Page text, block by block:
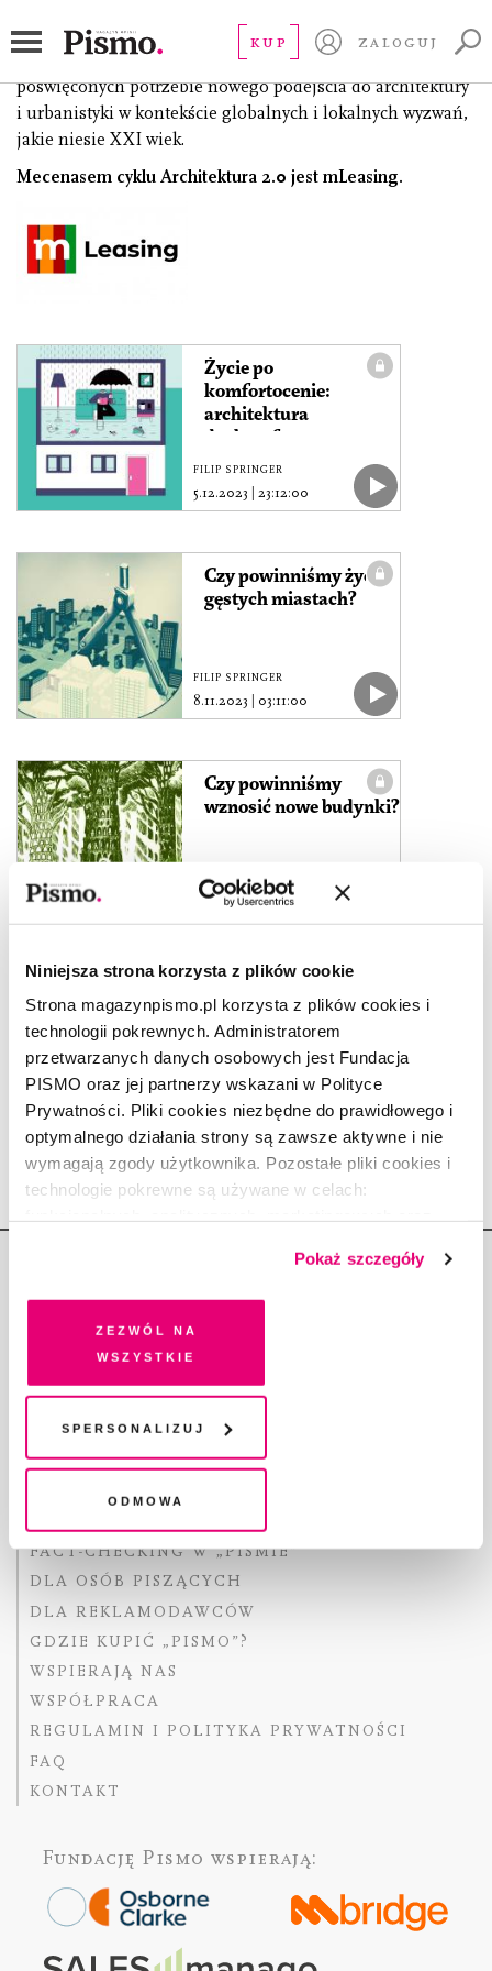
Niniejsza strona korzysta z plików cookie
Strona magazynpismo.pl korzysta z plików cookies i
technologii pokrewnych. Administratorem
przetwarzanych danych osobowych jest Fundacja
PISMO oraz jej partnerzy wskazani w Polityce
Prywatności. Pliki cookies niezbędne do prawidłowego i
optymalnego działania strony są zawsze aktywne i nie
wymagają zgody użytkownika. Pozostałe pliki cookies i
technologie pokrewne są używane w celach:
dobrowolną zgodę na pliki cookies i technologie
pokrewne, zgadzasz się na przechowywanie informacji
na Twoim urządzeniu końcowym lub dostęp do niego i
przetwarzanie danych. Zgodę na wszystkie lub niektóre
chwili wycofać lub ponowić w zakładce "Ustawienia
plików cookie". Wycofanie zgody nie wpływa na
legalność przetwarzania danych przed jej wycofaniem
Pokaż szczegóły
Zezwól na
wszystkie
Spersonalizuj
Odmowa
KUP ZALOGUJ
Architektura 2.0
Architektura 2.0. to seria pogłębionych tekstów
poświęconych potrzebie nowego podejścia do architektury
i urbanistyki w kontekście globalnych i lokalnych wyzwań,
jakie niesie XXI wiek.
Mecenasem cyklu Architektura 2.0 jest mLeasing.
Życie po
komfortocenie:
architektura
FILIP SPRINGER
5.12.2023 23:12:00
Czy powinniśmy żyć w
gęstych miastach?
FILIP SPRINGER
8.11.2023 03:11:00
Czy powinniśmy
wznosić nowe budynki?
FILIP SPRINGER
4.07.2023|15:07:31
Ukrainy
FILIP SPRINGER
31.01.2023|22:01:48
Copyright © Fundacja Pismo
O „PIŚMIE”
FACT-CHECKING W „PIŚMIE”
DLA OSÓB PISZĄCYCH
DLA REKLAMODAWCÓW
GDZIE KUPIĆ „PISMO”?
WSPIERAJĄ NAS
WSPÓŁPRACA
REGULAMIN I POLITYKA PRYWATNOŚCI
FAQ
KONTAKT
Fundację Pismo wspierają: